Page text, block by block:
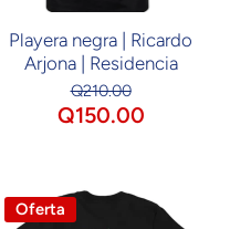
Playera negra | Ricardo
Arjona | Residencia
Q210.00
Q150.00
Oferta